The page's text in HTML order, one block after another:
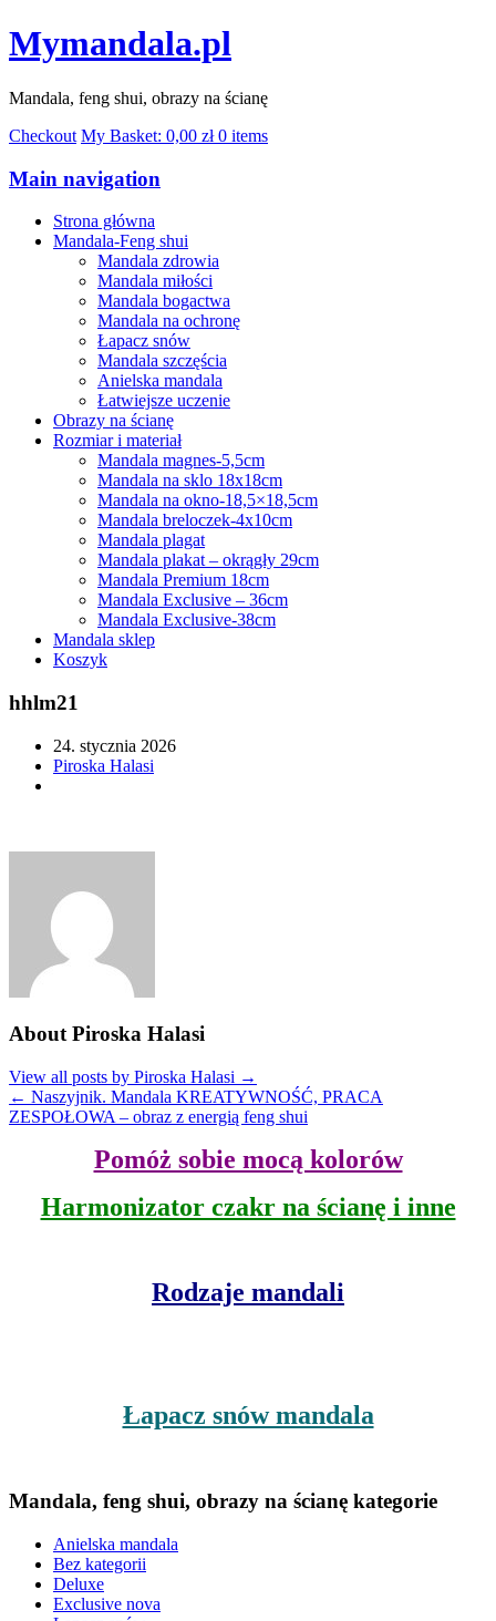
Mymandala.pl
Mandala, feng shui, obrazy na ścianę
Checkout My Basket: 0,00 zł 0 items
Main navigation
Strona główna
Mandala-Feng shui
Mandala zdrowia
Mandala miłości
Mandala bogactwa
Mandala na ochronę
Łapacz snów
Mandala szczęścia
Anielska mandala
Łatwiejsze uczenie
Obrazy na ścianę
Rozmiar i materiał
Mandala magnes-5,5cm
Mandala na sklo 18x18cm
Mandala na okno-18,5×18,5cm
Mandala breloczek-4x10cm
Mandala plagat
Mandala plakat – okrągły 29cm
Mandala Premium 18cm
Mandala Exclusive – 36cm
Mandala Exclusive-38cm
Mandala sklep
Koszyk
hhlm21
24. stycznia 2026
Piroska Halasi
About Piroska Halasi
View all posts by Piroska Halasi →
← Naszyjnik. Mandala KREATYWNOŚĆ, PRACA
ZESPOŁOWA – obraz z energią feng shui
Pomóż sobie mocą kolorów
Harmonizator czakr na ścianę i inne
Rodzaje mandali
Łapacz snów mandala
Mandala, feng shui, obrazy na ścianę kategorie
Anielska mandala
Bez kategorii
Deluxe
Exclusive nova